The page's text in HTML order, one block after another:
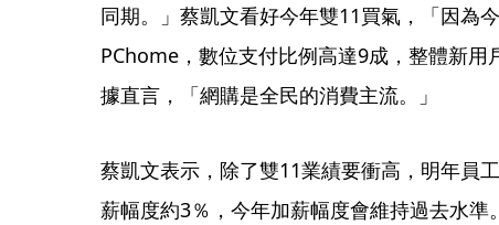
同期。」蔡凱文看好今年雙11買氣，「因為
PChome，數位支付比例高達9成，整體新
據直言，「網購是全民的消費主流。」
蔡凱文表示，除了雙11業績要衝高，明年員
薪幅度約3％，今年加薪幅度會維持過去水準